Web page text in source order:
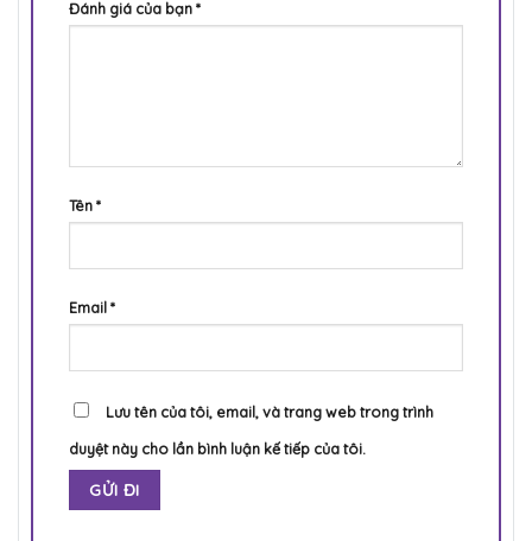
Đánh giá của bạn*
Tên*
Email*
Lưu tên của tôi, email, và trang web trong trình
duyệt này cho lần bình luận kế tiếp của tôi.